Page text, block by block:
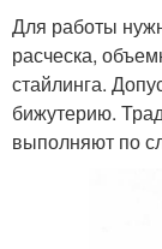
Для работы
расческа,
стайлинга.
бижутерию.
выполняют по